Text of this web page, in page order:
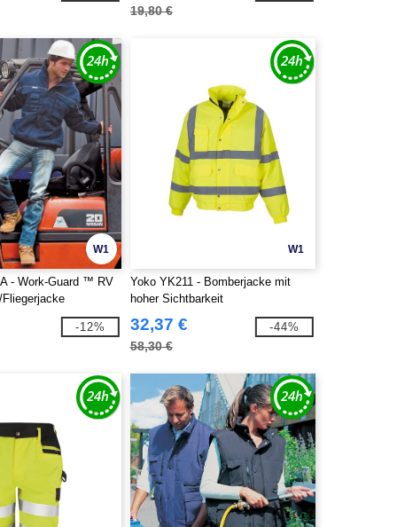
19,80 €
W1
- Work-Guard ™ RV
-12%
W1
Yoko YK211 - Bomberjacke mit
hoher Sichtbarkeit
32,37 €
58,30 €
-44%